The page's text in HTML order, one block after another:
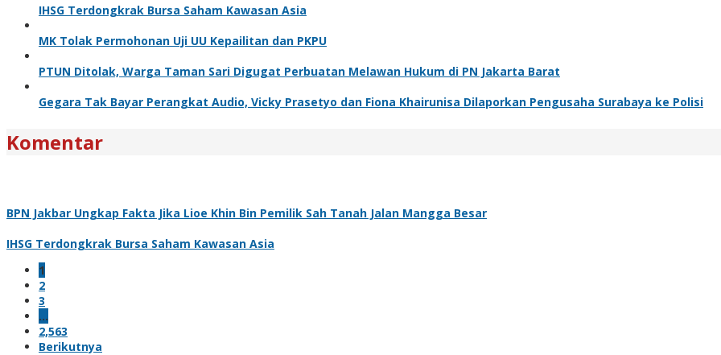
IHSG Terdongkrak Bursa Saham Kawasan Asia
MK Tolak Permohonan Uji UU Kepailitan dan PKPU
PTUN Ditolak, Warga Taman Sari Digugat Perbuatan Melawan Hukum di PN Jakarta Barat
Gegara Tak Bayar Perangkat Audio, Vicky Prasetyo dan Fiona Khairunisa Dilaporkan Pengusaha Surabaya ke Polisi
Komentar
BPN Jakbar Ungkap Fakta Jika Lioe Khin Bin Pemilik Sah Tanah Jalan Mangga Besar
IHSG Terdongkrak Bursa Saham Kawasan Asia
1
2
3
…
2,563
Berikutnya